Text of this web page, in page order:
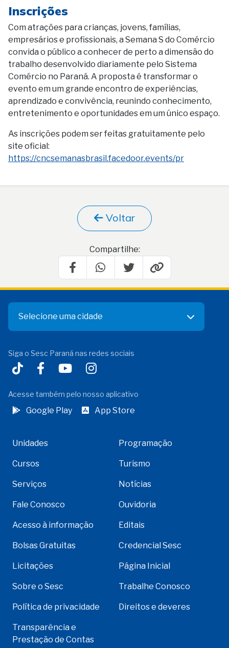
Inscrições
Com atrações para crianças, jovens, famílias,
empresários e profissionais, a Semana S do Comércio
convida o público a conhecer de perto a dimensão do
trabalho desenvolvido diariamente pelo Sistema
Comércio no Paraná. A proposta é transformar o
evento em um grande encontro de experiências,
aprendizado e convivência, reunindo conhecimento,
entretenimento e oportunidades em um único espaço.
As inscrições podem ser feitas gratuitamente pelo
site oficial:
https://cncsemanasbrasil.facedoor.events/pr
Voltar
Compartilhe:
Selecione uma cidade
Siga o Sesc Paraná nas redes sociais
Acesse também pelo nosso aplicativo
Google Play App Store
Unidades Programação
Cursos Turismo
Serviços Notícias
Fale Conosco Ouvidoria
Acesso à informação Editais
Bolsas Gratuitas Credencial Sesc
Licitações Página Inicial
Sobre o Sesc Trabalhe Conosco
Política de privacidade Direitos e deveres
Transparência e
Prestação de Contas